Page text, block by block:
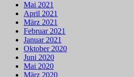
Mai 2021
April 2021
März 2021
Februar 2021
Januar 2021
Oktober 2020
Juni 2020
Mai 2020
März 2020